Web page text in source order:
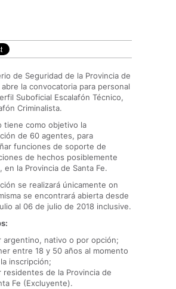
de Seguridad de la Provincia de
abre la convocatoria para personal
Suboficial Escalafón Técnico,
Criminalista.
tiene como objetivo la
de 60 agentes, para
funciones de soporte de
de hechos posiblemente
en la Provincia de Santa Fe.
se realizará únicamente on
se encontrará abierta desde
al 06 de julio de 2018 inclusive.
argentino, nativo o por opción;
entre 18 y 50 años al momento
inscripción;
residentes de la Provincia de
Fe (Excluyente).